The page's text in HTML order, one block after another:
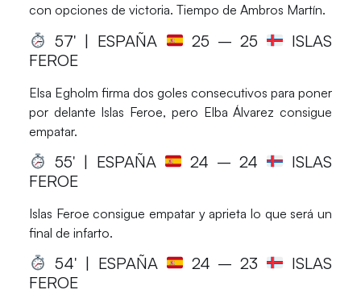
con opciones de victoria. Tiempo de Ambros Martín.
57′ | ESPAÑA 25 – 25
ISLAS
FEROE
Elsa Egholm firma dos goles consecutivos para poner
por delante Islas Feroe, pero Elba Álvarez consigue
empatar.
55′ | ESPAÑA 24 – 24
ISLAS
FEROE
Islas Feroe consigue empatar y aprieta lo que será un
final de infarto.
54′ | ESPAÑA 24 – 23
ISLAS
FEROE